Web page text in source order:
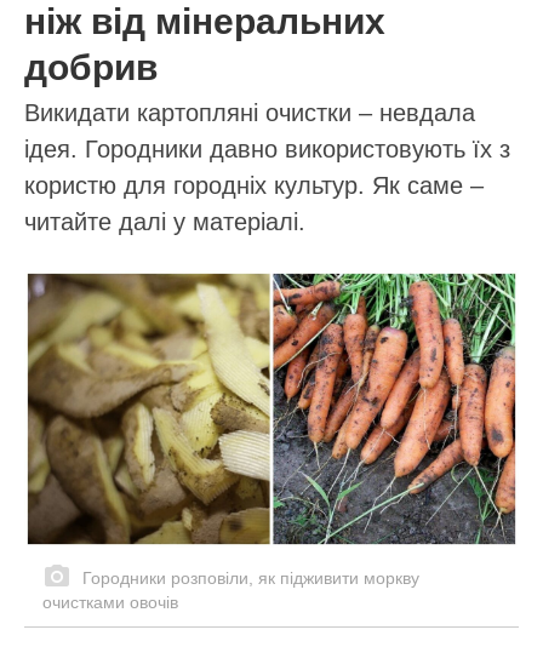
ніж від мінеральних
добрив
Викидати картопляні очистки – невдала
ідея. Городники давно використовують їх з
користю для городніх культур. Як саме –
читайте далі у матеріалі.
Городники розповіли, як підживити моркву
очистками овочів